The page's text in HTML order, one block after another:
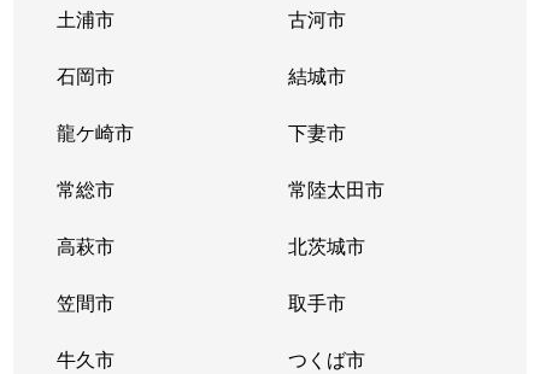
土浦市 古河市
石岡市 結城市
龍ケ崎市 下妻市
常総市 常陸太田市
高萩市 北茨城市
笠間市 取手市
牛久市 つくば市